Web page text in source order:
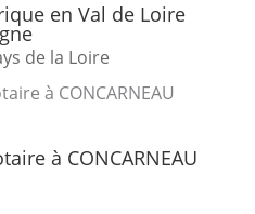
en Val de Loire
de la Loire
à CONCARNEAU